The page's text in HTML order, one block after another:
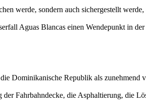
werde, sondern auch sichergestellt
Aguas Blancas einen Wendepunkt in
Dominikanische Republik als zunehmend
Fahrbahndecke, die Asphaltierung, die